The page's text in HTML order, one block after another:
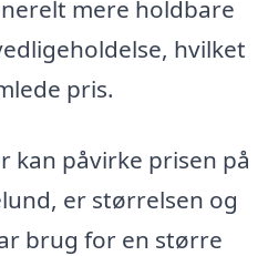
mere holdbare
hvilket
pris.
kan påvirke prisen på
er størrelsen og
brug for en større